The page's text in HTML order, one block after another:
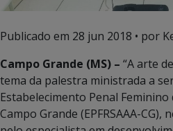
Publicado em 28 jun 2018 • por
Campo Grande (MS) – “A arte
tema da palestra ministrada a
Estabelecimento Penal
Campo Grande (EPFRSAAA-CG),